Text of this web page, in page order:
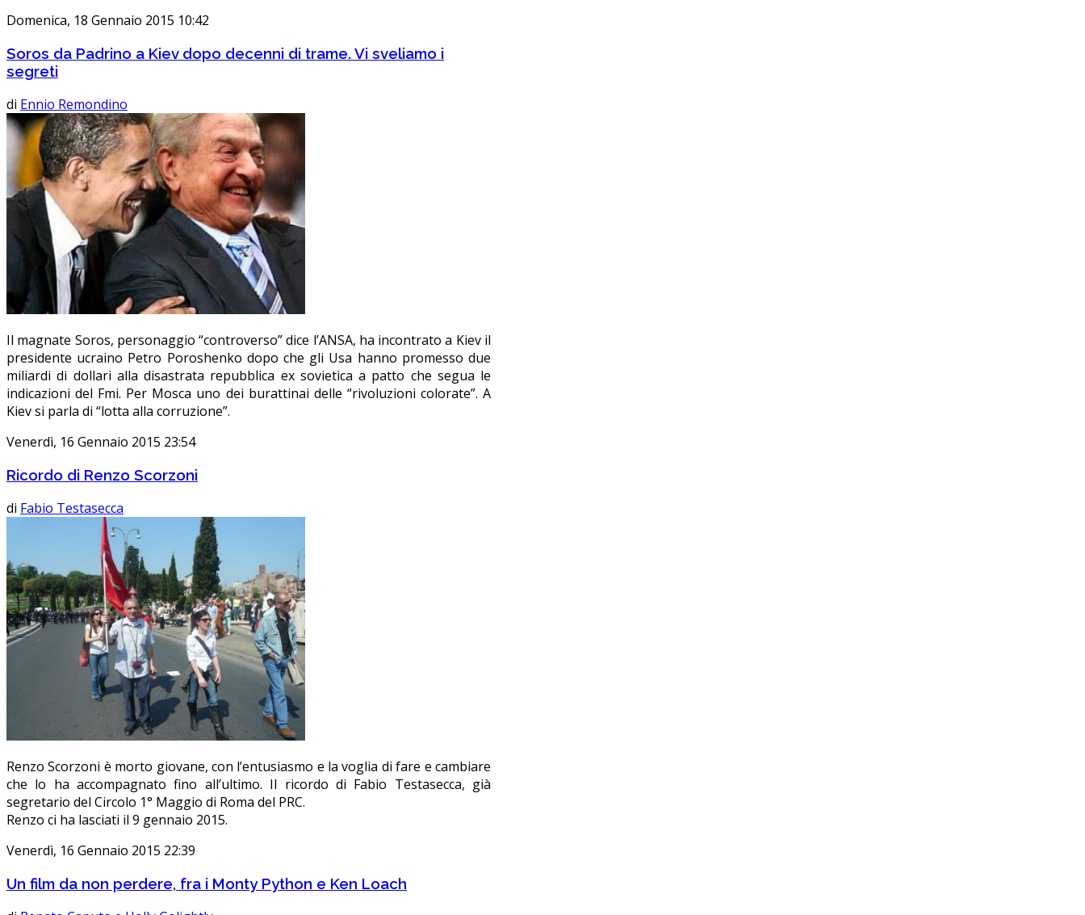
Domenica, 18 Gennaio 2015 10:42
Soros da Padrino a Kiev dopo decenni di trame. Vi sveliamo i
segreti
di Ennio Remondino
Il magnate Soros, personaggio “controverso” dice l’ANSA, ha incontrato a Kiev il
presidente ucraino Petro Poroshenko dopo che gli Usa hanno promesso due
miliardi di dollari alla disastrata repubblica ex sovietica a patto che segua le
indicazioni del Fmi. Per Mosca uno dei burattinai delle “rivoluzioni colorate”. A
Kiev si parla di “lotta alla corruzione”.
Venerdì, 16 Gennaio 2015 23:54
Ricordo di Renzo Scorzoni
di Fabio Testasecca
Renzo Scorzoni è morto giovane, con l’entusiasmo e la voglia di fare e cambiare
che lo ha accompagnato fino all’ultimo. Il ricordo di Fabio Testasecca, già
segretario del Circolo 1° Maggio di Roma del PRC.
Renzo ci ha lasciati il 9 gennaio 2015.
Venerdì, 16 Gennaio 2015 22:39
Un film da non perdere, fra i Monty Python e Ken Loach